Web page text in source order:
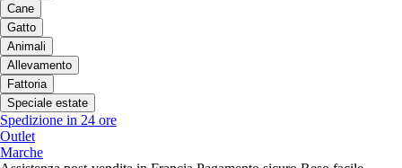
Cane
Gatto
Animali
Allevamento
Fattoria
Speciale estate
Spedizione in 24 ore
Outlet
Marche